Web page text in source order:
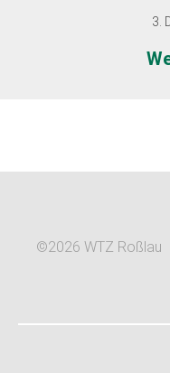
3.
©2026 WTZ Roßlau